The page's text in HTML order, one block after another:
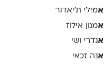
אמילי ת׳יאדור
אמנון אילוז
אנדרי ושי
אנה זכאי